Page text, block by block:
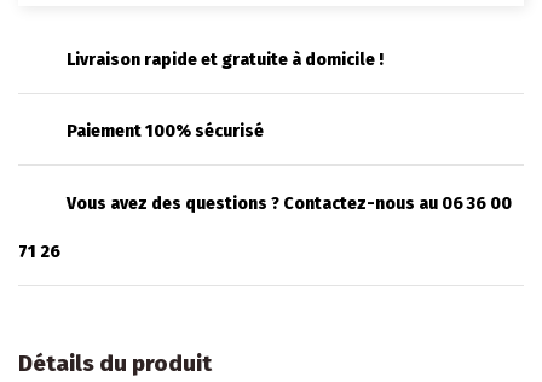
Livraison rapide et gratuite à domicile !
Paiement 100% sécurisé
Vous avez des questions ? Contactez-nous au 06 36 00
71 26
Détails du produit